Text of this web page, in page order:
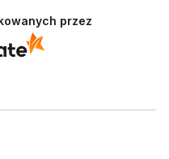
sklepu.przez